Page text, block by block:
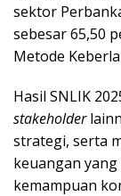
sektor
sebesar 65,50
Metode
Hasil SNLIK
stakeholder
strategi, serta
keuangan
kemampuan